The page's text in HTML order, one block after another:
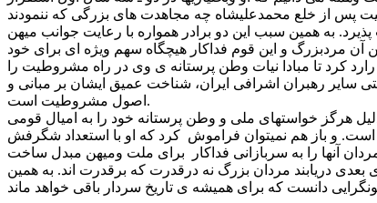
به همین سبب این دو برادر همواره با رعایت جوانب میهن
مردبزرگ و این قوم فداکار هیچگاه سهم ویژه ای برای خود
کرد تا مبادا نیات وطن پرستانه ی وی در راه مشروطیت را
سایر رهبران اشرافی ایران، شناخت عمیق ایشان بر مبانی و
اصول مشروطیت است.
هرگز خواستهای ملی و وطن پرستانه خود را به امیال قومی
است. و باز هم نمیتوان فراموش کرد که او با استعداد شگرفش
بعدی دریابند مردان بزرگ نه درقدرت که برقدرت اند. به همین